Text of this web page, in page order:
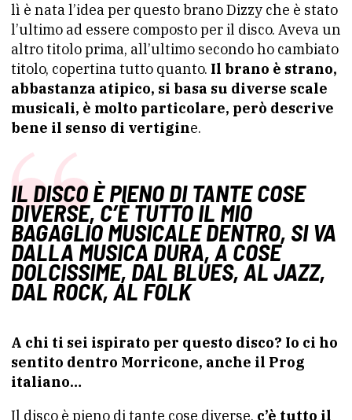
lì è nata l’idea per questo brano Dizzy che è stato
l’ultimo ad essere composto per il disco. Aveva un
altro titolo prima, all’ultimo secondo ho cambiato
titolo, copertina tutto quanto. Il brano è strano,
abbastanza atipico, si basa su diverse scale
musicali, è molto particolare, però descrive
bene il senso di vertigine.
IL DISCO È PIENO DI TANTE COSE
DIVERSE, C’È TUTTO IL MIO
BAGAGLIO MUSICALE DENTRO, SI VA
DALLA MUSICA DURA, A COSE
DOLCISSIME, DAL BLUES, AL JAZZ,
DAL ROCK, AL FOLK
A chi ti sei ispirato per questo disco? Io ci ho
sentito dentro Morricone, anche il Prog
italiano…
Il disco è pieno di tante cose diverse, c’è tutto il